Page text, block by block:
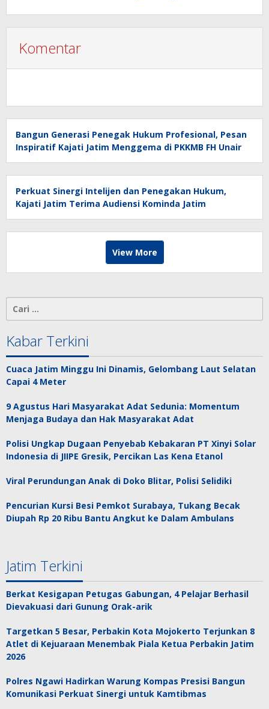
Komentar
Bangun Generasi Penegak Hukum Profesional, Pesan
Inspiratif Kajati Jatim Menggema di PKKMB FH Unair
Perkuat Sinergi Intelijen dan Penegakan Hukum,
Kajati Jatim Terima Audiensi Kominda Jatim
View More
Cari
Kabar Terkini
Cuaca Jatim Minggu Ini Dinamis, Gelombang Laut Selatan
Capai 4 Meter
9 Agustus Hari Masyarakat Adat Sedunia: Momentum
Menjaga Budaya dan Hak Masyarakat Adat
Polisi Ungkap Dugaan Penyebab Kebakaran PT Xinyi Solar
Indonesia di JIIPE Gresik, Percikan Las Kena Etanol
Viral Perundungan Anak di Doko Blitar, Polisi Selidiki
Pencurian Kursi Besi Pemkot Surabaya, Tukang Becak
Diupah Rp 20 Ribu Bantu Angkut ke Dalam Ambulans
Jatim Terkini
Berkat Kesigapan Petugas Gabungan, 4 Pelajar Berhasil
Dievakuasi dari Gunung Orak-arik
Targetkan 5 Besar, Perbakin Kota Mojokerto Terjunkan 8
Atlet di Kejuaraan Menembak Piala Ketua Perbakin Jatim
2026
Polres Ngawi Hadirkan Warung Kompas Presisi Bangun
Komunikasi Perkuat Sinergi untuk Kamtibmas